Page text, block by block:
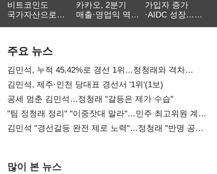
비트코인도
국가자산으로…'
카카오, 2분기
매출·영업익 역대
가입자 증가
·AIDC 성장…
주요 뉴스
김민석, 누적 45.42%로 경선 1위…정청래와 격차
0.86%p(2보)
김민석, 제주·인천 당대표 경선서 '1위'(1보)
공세 멈춘 김민석…정청래 "갈등은 제가 수습"
"팀 정청래 정리" "이중잣대 말라"…민주 최고위원 계파
다툼 격화
김민석 "경선갈등 완전 제로 노력"…정청래 "반명 공세
많이 본 뉴스